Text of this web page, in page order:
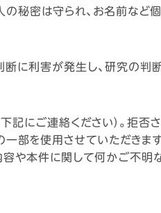
秘密は守られ、お名前など
に利害が発生し、研究の判
にご連絡ください）。拒否
部を使用させていただきま
や本件に関して何かご不明な